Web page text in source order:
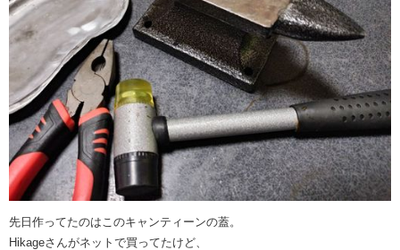
先日作ってたのはこのキャンティーンの蓋。
Hikageさんがネットで買ってたけど、